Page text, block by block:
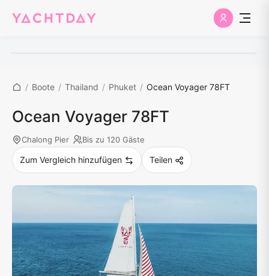
/ Boote / Thailand / Phuket / Ocean Voyager 78FT
Ocean Voyager 78FT
Chalong Pier Bis zu 120 Gäste
Zum Vergleich hinzufügen Teilen